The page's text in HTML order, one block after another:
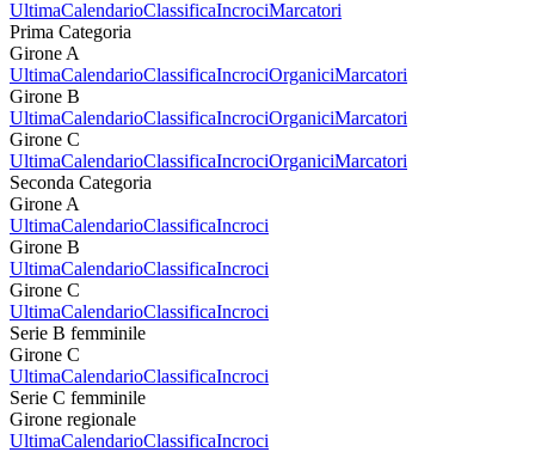
UltimaCalendarioClassificaIncrociMarcatori
Prima Categoria
Girone A
UltimaCalendarioClassificaIncrociOrganiciMarcatori
Girone B
UltimaCalendarioClassificaIncrociOrganiciMarcatori
Girone C
UltimaCalendarioClassificaIncrociOrganiciMarcatori
Seconda Categoria
Girone A
UltimaCalendarioClassificaIncroci
Girone B
UltimaCalendarioClassificaIncroci
Girone C
UltimaCalendarioClassificaIncroci
Serie B femminile
Girone C
UltimaCalendarioClassificaIncroci
Serie C femminile
Girone regionale
UltimaCalendarioClassificaIncroci